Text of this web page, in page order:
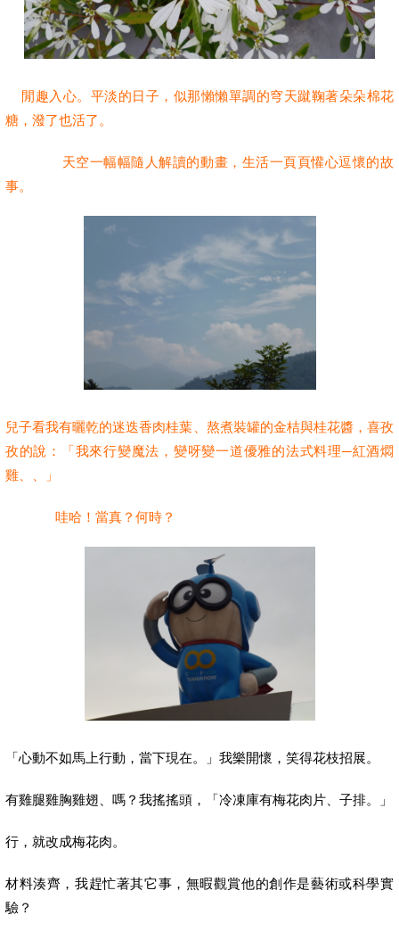
閒趣入心。平淡的日子，似那懶懶單調的穹天蹴鞠著朵朵棉花
糖，潑了也活了。
天空一幅幅隨人解讀的動畫，生活一頁頁懽心逗懷的故
事。
兒子看我有曬乾的迷迭香肉桂葉、熬煮裝罐的金桔與桂花醬，喜孜
孜的說：「我來行變魔法，變呀變一道優雅的法式料理─紅酒燜
雞、、」
哇哈！當真？何時？
「心動不如馬上行動，當下現在。」我樂開懷，笑得花枝招展。
有雞腿雞胸雞翅、嗎？我搖搖頭，「冷凍庫有梅花肉片、子排。」
行，就改成梅花肉。
材料湊齊，我趕忙著其它事，無暇觀賞他的創作是藝術或科學實
驗？